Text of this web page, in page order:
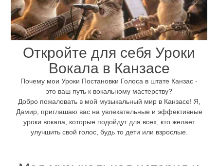
Откройте для себя Уроки
Вокала в Канзасе
Почему мои Уроки Постановки Голоса в штате Канзас -
это ваш путь к вокальному мастерству?
Добро пожаловать в мой музыкальный мир в Канзасе! Я,
Дамир, приглашаю вас на увлекательные и эффективные
уроки вокала, которые подойдут для всех, кто желает
улучшить свой голос, будь то дети или взрослые.